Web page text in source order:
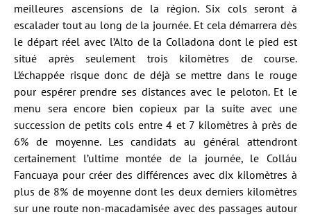
meilleures ascensions de la région. Six cols seront à
escalader tout au long de la journée. Et cela démarrera dès
le départ réel avec l’Alto de la Colladona dont le pied est
situé après seulement trois kilomètres de course.
L’échappée risque donc de déjà se mettre dans le rouge
pour espérer prendre ses distances avec le peloton. Et le
menu sera encore bien copieux par la suite avec une
succession de petits cols entre 4 et 7 kilomètres à près de
6% de moyenne. Les candidats au général attendront
certainement l’ultime montée de la journée, le Colláu
Fancuaya pour créer des différences avec dix kilomètres à
plus de 8% de moyenne dont les deux derniers kilomètres
sur une route non-macadamisée avec des passages autour